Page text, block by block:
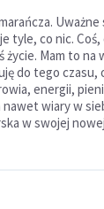
Uważne
tyle, co nic. Coś,
Mam to na
do tego czasu,
energii,
wiary w
w swojej